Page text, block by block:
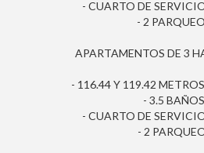
- CUARTO DE
- 2
APARTAMENTOS DE 3
- 116.44 Y 119.42
- 3.5 BAÑOS
- CUARTO DE
- 2